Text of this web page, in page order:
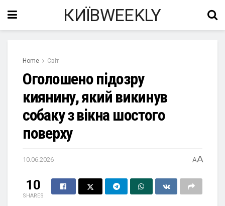
КИЇВWEEKLY
Home Світ
Оголошено підозру
киянину, який викинув
собаку з вікна шостого
поверху
10.06.2026 AA
10
SHARES